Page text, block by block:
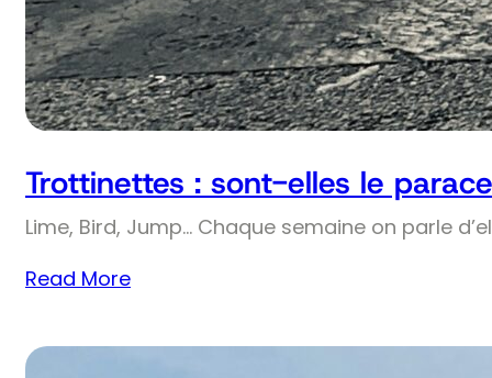
Trottinettes : sont-elles le
Lime, Bird, Jump… Chaque semaine on parle
Read More